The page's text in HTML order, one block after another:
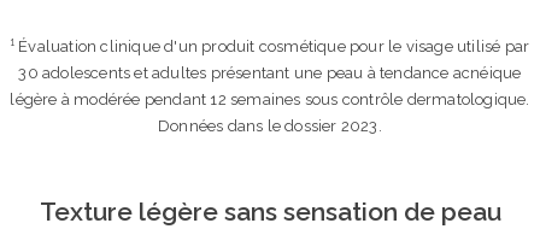
¹ Évaluation clinique d'un produit cosmétique pour le visage utilisé par
30 adolescents et adultes présentant une peau à tendance acnéique
légère à modérée pendant 12 semaines sous contrôle dermatologique.
Données dans le dossier 2023.
Texture légère sans sensation de peau